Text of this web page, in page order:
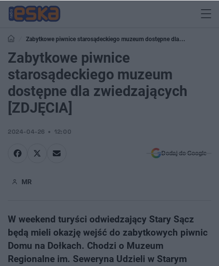
Zabytkowe piwnice starosądeckiego muzeum dostępne dla
zwiedzających [ZDJĘCIA]
Zabytkowe piwnice
starosądeckiego muzeum
dostępne dla zwiedzających
[ZDJĘCIA]
2024-04-26 12:00
Dodaj do Google
MR
W weekend turyści odwiedzający Stary Sącz
będą mieli okazję wejść do zabytkowych piwnic
Domu na Dołkach. Chodzi o Muzeum
Regionalne im. Seweryna Udzieli w Starym